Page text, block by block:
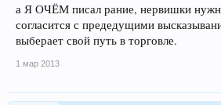
а Я ОЧЁМ писал рание, нервишки
согласится с предедущими
выберает свой путь в торговле.
1 мар 2013